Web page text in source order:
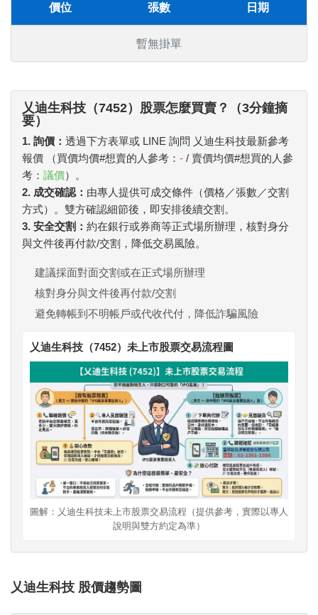
價位 張數 日期
暫無掛單
乂迪生科技（7452）股票怎麼買賣？（3分鐘摘
要）
1. 詢價： 透過下方表單或 LINE 詢問 乂迪生科技最新參考
報價 （買價均價#想賣的人參考： - / 賣價均價#想買的人參
考： 議價）。
2. 成交確認： 由專人提供可成交條件（價格／張數／交割
方式）。雙方確認細節後，即安排後續交割。
3. 安全交割： 約在銀行或券商等正式場所辦理，核對身分
與文件後再付款/交割，降低交易風險。
建議採面對面交割或在正式場所辦理
核對身分與文件後再付款/交割
避免轉帳到不明帳戶或代收代付，降低詐騙風險
乂迪生科技（7452）未上市股票交易流程圖
圖解：乂迪生科技未上市股票交易流程（提供參考，實際以專人
說明與雙方約定為準）
乂迪生科技 股價趨勢圖